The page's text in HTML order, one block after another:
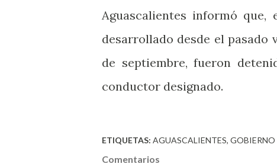
Aguascalientes informó
desarrollado desde el pasado
de septiembre, fueron
conductor designado.
ETIQUETAS: AGUASCALIENTES GOBIERNO
Comentarios